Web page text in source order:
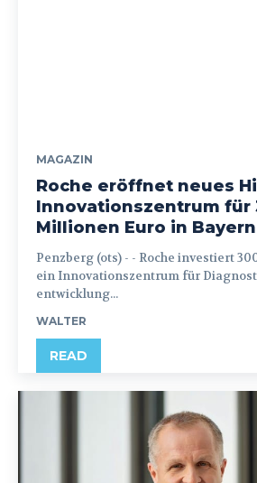
MAGAZIN
Roche eröffnet neues
Innovationszentrum für
Millionen Euro in Bayern
Penzberg (ots) - - Roche investiert 300 Millionen Euro in
ein Innovationszentrum für
entwicklung...
WALTER
READ